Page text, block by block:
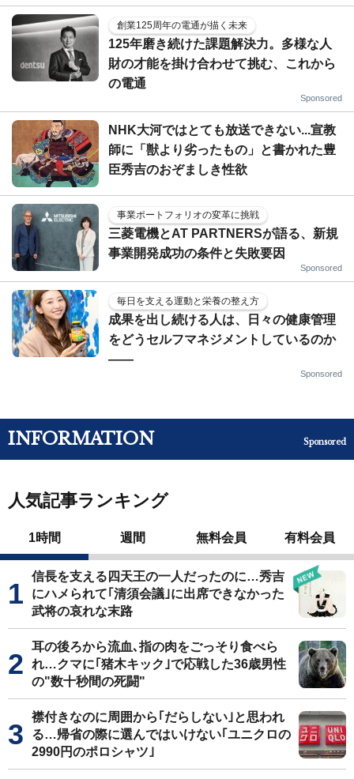
創業125周年の電通が描く未来
125年磨き続けた課題解決力。多様な人
財の才能を掛け合わせて挑む、これから
の電通
Sponsored
NHK大河ではとても放送できない...宣教
師に「獣より劣ったもの」と書かれた豊
臣秀吉のおぞましき性欲
事業ポートフォリオの変革に挑戦
三菱電機とAT PARTNERSが語る、新規
事業開発成功の条件と失敗要因
Sponsored
毎日を支える運動と栄養の整え方
成果を出し続ける人は、日々の健康管理
をどうセルフマネジメントしているのか
——
Sponsored
INFORMATION Sponsored
人気記事ランキング
1時間 週間 無料会員 有料会員
信長を支える四天王の一人だったのに…秀吉
にハメられて｢清須会議｣に出席できなかった
武将の哀れな末路
耳の後ろから流血､指の肉をごっそり食べら
れ…クマに｢猪木キック｣で応戦した36歳男性
の"数十秒間の死闘"
襟付きなのに周囲から｢だらしない｣と思われ
る…帰省の際に選んではいけない｢ユニクロの
2990円のポロシャツ｣